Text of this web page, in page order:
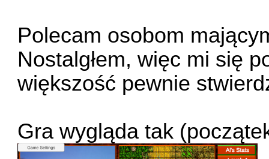
Polecam osobom
Nostalgłem, więc mi się
większość pewnie
Gra wygląda tak